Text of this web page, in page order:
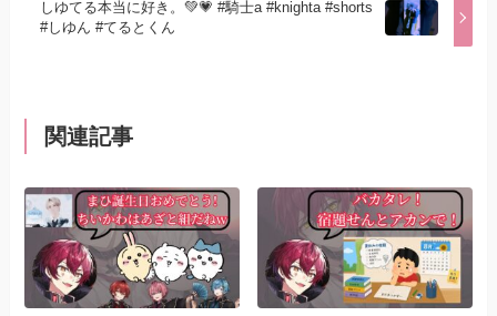
しゆてる本当に好き。💚💗 #騎士a #knighta #shorts
#しゆん #てるとくん
関連記事